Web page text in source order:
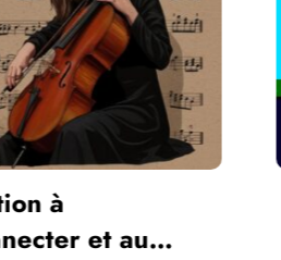
de
entre